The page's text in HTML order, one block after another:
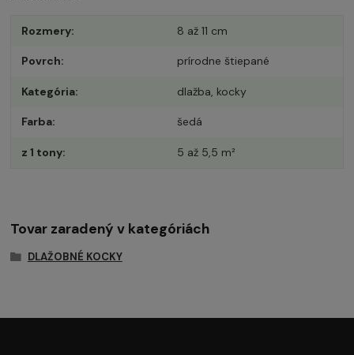
Rozmery 8 až 11 cm
Povrch prírodne štiepané
Kategória dlažba, kocky
Farba šedá
z 1 tony 5 až 5,5 m²
Tovar zaradený v kategóriách
DLAŽOBNÉ KOCKY